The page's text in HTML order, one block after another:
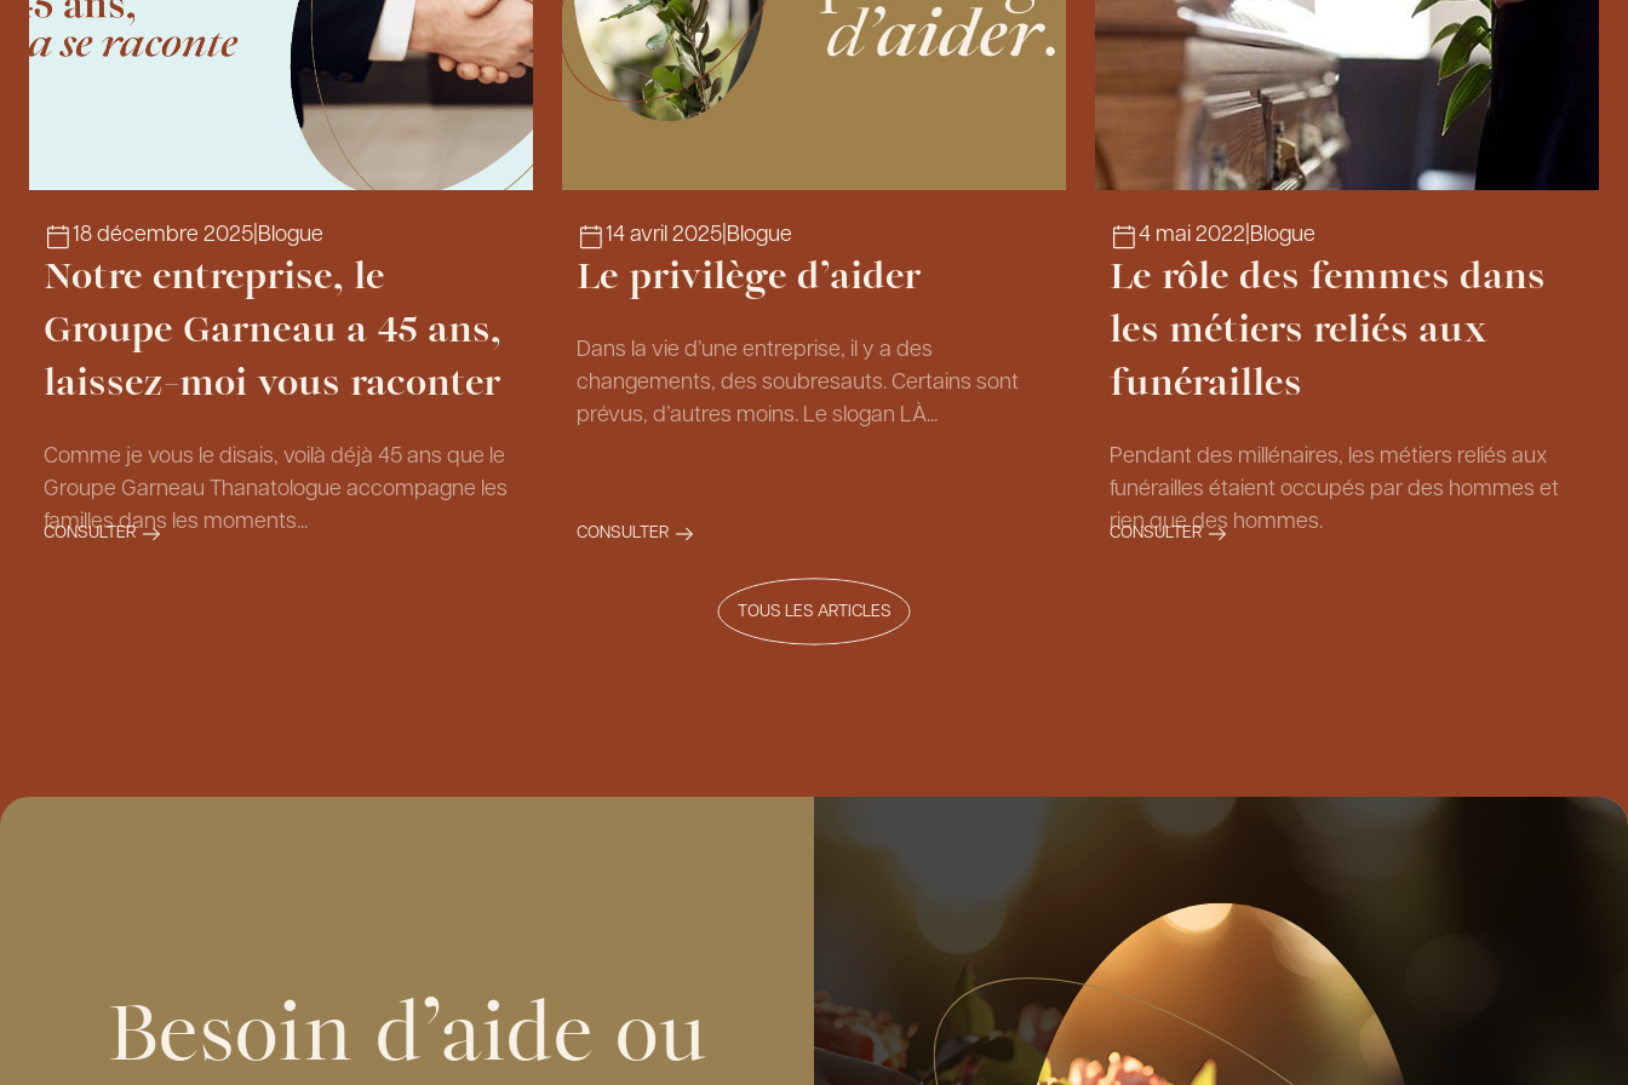
18 décembre 2025 Blogue
Notre entreprise, le
Groupe Garneau a 45 ans,
laissez-moi vous raconter
Comme je vous le disais, voilà déjà 45 ans que le
Groupe Garneau Thanatologue accompagne les
familles dans les moments...
CONSULTER
14 avril 2025 Blogue
Le privilège d’aider
Dans la vie d’une entreprise, il y a des
changements, des soubresauts. Certains sont
prévus, d’autres moins. Le slogan LÀ...
CONSULTER
4 mai 2022 Blogue
Le rôle des femmes dans
les métiers reliés aux
funérailles
Pendant des millénaires, les métiers reliés aux
funérailles étaient occupés par des hommes et
rien que des hommes.
CONSULTER
TOUS LES ARTICLES
Besoin d’aide ou